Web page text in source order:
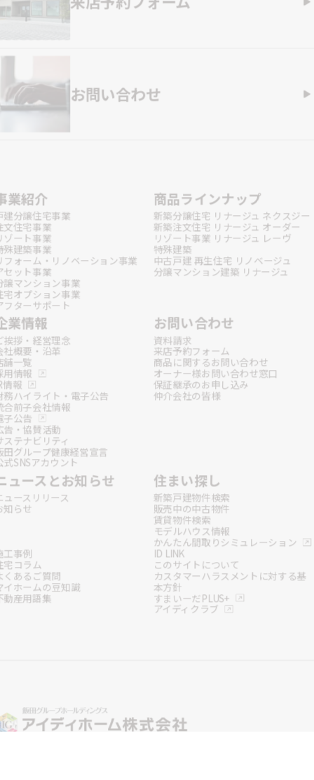
お問い合わせ
業紹介
建分譲住宅事業
文住宅事業
ゾート事業
殊建築事業
フォーム・リノベーション事業
セット事業
譲マンション事業
宅オプション事業
フターサポート
商品ラインナップ
新築分譲住宅 リナージュ ネクスジー
新築注文住宅 リナージュ オーダー
リゾート事業 リナージュ レーヴ
特殊建築
中古戸建 再生住宅 リノベージュ
分譲マンション建築 リナージュ
業情報
挨拶・経営理念
社概要・沿革
舗一覧
用情報
情報
務ハイライト・電子公告
合前子会社情報
子公告
告・協賛活動
ステナビリティ
田グループ健康経営宣言
式SNSアカウント
お問い合わせ
資料請求
来店予約フォーム
商品に関するお問い合わせ
オーナー様お問い合わせ窓口
保証継承のお申し込み
仲介会社の皆様
ュースとお知らせ
ュースリリース
知らせ
住まい探し
新築戸建物件検索
販売中の中古物件
賃貸物件検索
モデルハウス情報
かんたん間取りシミュレーション
工事例
宅コラム
くあるご質問
イホームの豆知識
動産用語集
ID LINK
このサイトについて
カスタマーハラスメントに対する基
本方針
すまいーだPLUS+
アイディクラブ